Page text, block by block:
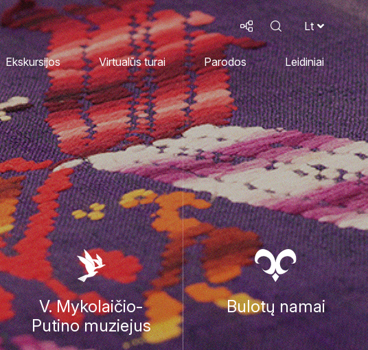
Lt
Ekskursijos Virtualūs turai Parodos Leidiniai
V. Mykolaičio-
Putino muziejus
Bulotų namai